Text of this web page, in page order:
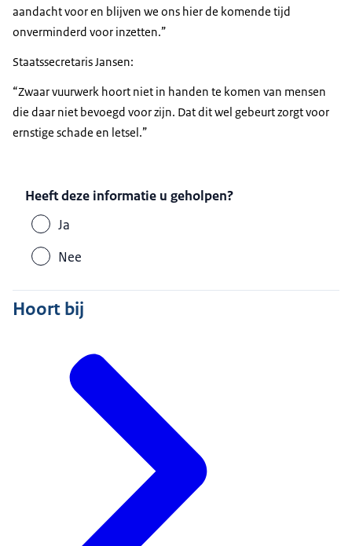
aandacht voor en blijven we ons hier de komende tijd
onverminderd voor inzetten.”
Staatssecretaris Jansen:
“Zwaar vuurwerk hoort niet in handen te komen van mensen
die daar niet bevoegd voor zijn. Dat dit wel gebeurt zorgt voor
ernstige schade en letsel.”
Heeft deze informatie u geholpen?
Ja
Nee
Hoort bij